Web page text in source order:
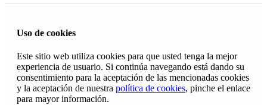
Uso de cookies
Este sitio web utiliza cookies para que usted tenga la mejor
experiencia de usuario. Si continúa navegando está dando su
consentimiento para la aceptación de las mencionadas cookies
y la aceptación de nuestra política de cookies, pinche el enlace
para mayor información.